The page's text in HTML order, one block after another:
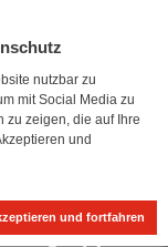
nutzbar zu
mit Social Media zu
zu zeigen, die auf Ihre
und
und fortfahren